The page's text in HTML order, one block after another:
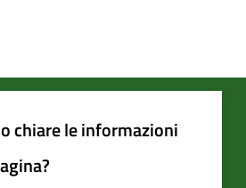
chiare le informazioni